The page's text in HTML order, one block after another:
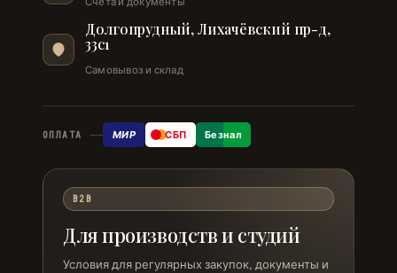
Долгопрудный, Лихачёвский пр-д,
33с1
Самовывоз и склад
ОПЛАТА МИР СБП Безнал
B2B
Для производств и студий
Условия для регулярных закупок, документы и